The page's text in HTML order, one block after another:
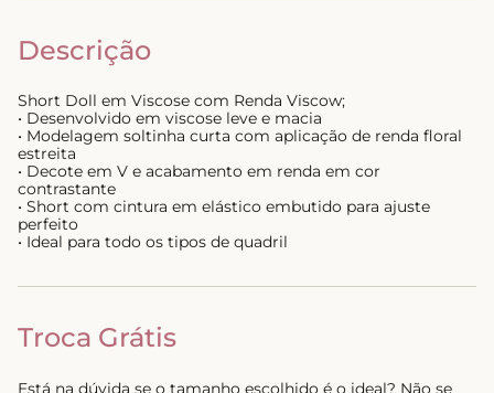
Descrição
Short Doll em Viscose com Renda Viscow;
• Desenvolvido em viscose leve e macia
• Modelagem soltinha curta com aplicação de renda floral
estreita
• Decote em V e acabamento em renda em cor
contrastante
• Short com cintura em elástico embutido para ajuste
perfeito
• Ideal para todo os tipos de quadril
Troca Grátis
Está na dúvida se o tamanho escolhido é o ideal? Não se